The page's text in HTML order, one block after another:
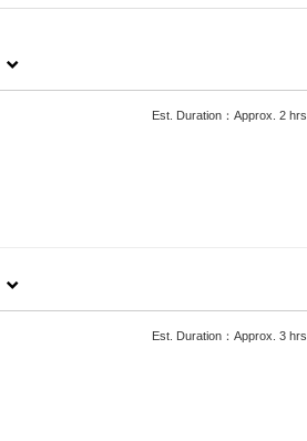
付時間が異なりますので、別メニューをお選び
Est. Duration：Approx. 2 hrs
のリタッチメニューです
Est. Duration：Approx. 3 hrs